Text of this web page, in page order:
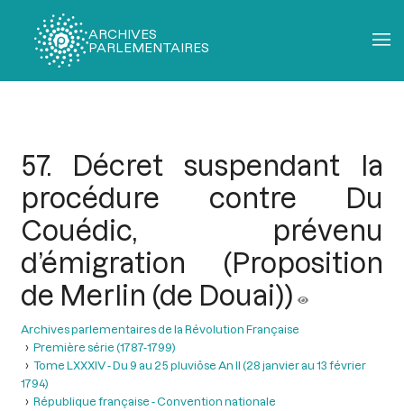
ARCHIVES
PARLEMENTAIRES
57. Décret suspendant la
procédure contre Du
Couédic, prévenu
d’émigration (Proposition
de Merlin (de Douai))
Archives parlementaires de la Révolution Française
Première série (1787-1799)
Tome LXXXIV - Du 9 au 25 pluviôse An II (28 janvier au 13 février
1794)
République française - Convention nationale